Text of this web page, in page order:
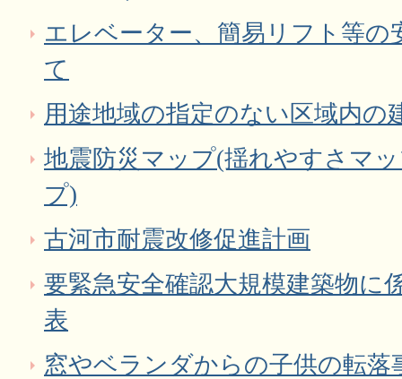
エレベーター、簡易リフト等の
て
用途地域の指定のない区域内の
地震防災マップ(揺れやすさマ
プ)
古河市耐震改修促進計画
要緊急安全確認大規模建築物に
表
窓やベランダからの子供の転落